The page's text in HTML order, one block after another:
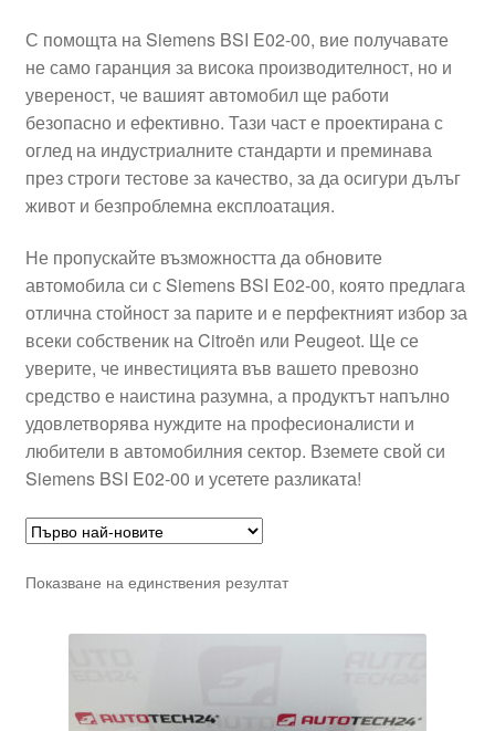
Политика за поверителност
Правила и условия
Процедура за рекламации
Транспорт
С помощта на Siemens BSI E02-00, вие получавате
не само гаранция за висока производителност, но и
увереност, че вашият автомобил ще работи
безопасно и ефективно. Тази част е проектирана с
оглед на индустриалните стандарти и преминава
през строги тестове за качество, за да осигури дълъг
живот и безпроблемна експлоатация.
Не пропускайте възможността да обновите
автомобила си с Siemens BSI E02-00, която предлага
отлична стойност за парите и е перфектният избор за
всеки собственик на Citroën или Peugeot. Ще се
уверите, че инвестицията във вашето превозно
средство е наистина разумна, а продуктът напълно
удовлетворява нуждите на професионалисти и
любители в автомобилния сектор. Вземете свой си
Siemens BSI E02-00 и усетете разликата!
Показване на единствения резултат